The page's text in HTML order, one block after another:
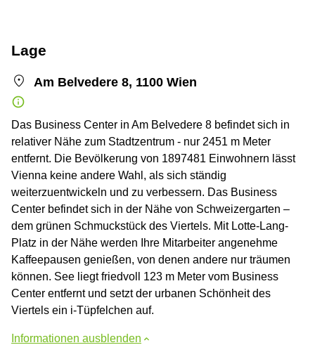
Lage
Am Belvedere 8, 1100 Wien
Das Business Center in Am Belvedere 8 befindet sich in
relativer Nähe zum Stadtzentrum - nur 2451 m Meter
entfernt. Die Bevölkerung von 1897481 Einwohnern lässt
Vienna keine andere Wahl, als sich ständig
weiterzuentwickeln und zu verbessern. Das Business
Center befindet sich in der Nähe von Schweizergarten –
dem grünen Schmuckstück des Viertels. Mit Lotte-Lang-
Platz in der Nähe werden Ihre Mitarbeiter angenehme
Kaffeepausen genießen, von denen andere nur träumen
können. See liegt friedvoll 123 m Meter vom Business
Center entfernt und setzt der urbanen Schönheit des
Viertels ein i-Tüpfelchen auf.
Informationen ausblenden